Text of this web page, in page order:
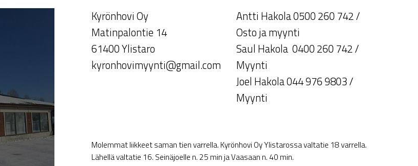
Kyrönhovi Oy
Matinpalontie 14
61400 Ylistaro
kyronhovimyynti@gmail.com
Antti Hakola 0500 260 742 /
Osto ja myynti
Saul Hakola 0400 260 742 /
Myynti
Joel Hakola 044 976 9803 /
Myynti
Molemmat liikkeet saman tien varrella. Kyrönhovi Oy Ylistarossa valtatie 18 varrella.
Lähellä valtatie 16. Seinäjoelle n. 25 min ja Vaasaan n. 40 min.